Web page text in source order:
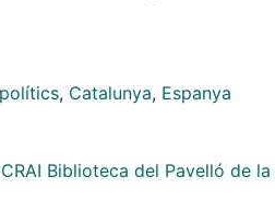
, Catalunya, Espanya
Biblioteca del Pavelló de la